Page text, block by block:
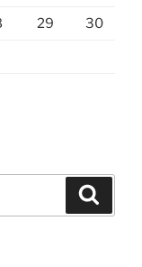
29 30